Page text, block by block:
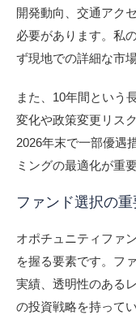
開発動向、交通アク
必要があります。私
ず現地での詳細な市
また、10年間という
変化や政策変更リス
2026年末で一部優遇
ミングの最適化が重
ファンド選択の重
オポチュニティファ
を握る要素です。フ
実績、透明性のある
の投資戦略を持って